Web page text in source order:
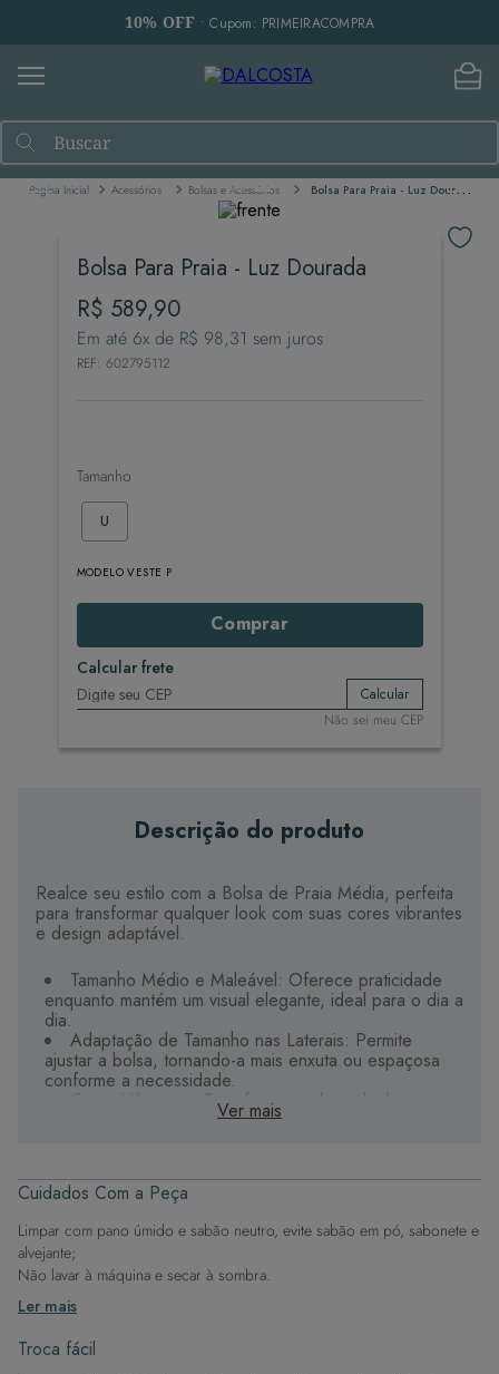
10% OFF • Cupom: PRIMEIRACOMPRA
Buscar
Acessórios Bolsas e Acessórios Bolsa Para Praia - Luz Dourada
Bolsa Para Praia - Luz Dourada
R$ 589,90
Em até 6x de R$ 98,31 sem juros
REF: 602795112
Tamanho
U
MODELO VESTE P
Comprar
Calcular frete
Calcular
Não sei meu CEP
Descrição do produto
Realce seu estilo com a Bolsa de Praia Média, perfeita
para transformar qualquer look com suas cores vibrantes
e design adaptável.
Tamanho Médio e Maleável: Oferece praticidade
enquanto mantém um visual elegante, ideal para o dia a
dia.
Adaptação de Tamanho nas Laterais: Permite
ajustar a bolsa, tornando-a mais enxuta ou espaçosa
conforme a necessidade.
Cores Vibrantes: Transforma qualquer look com um
toque vivo e energético, perfeito para destacar seu
tornando-se o complemento ideal para várias ocasiões.
Na parte externa o tecido é o mesmo usado nos
biquínis, com a tecnologia de dublagem que dá uma
estrutura e acabamento incrível. Na parte interna,
temos um material mais macio, com aspecto similar a
camurça (suede).
indispensável, garantindo que você esteja sempre
Ver mais
Cuidados Com a Peça
Limpar com pano úmido e sabão neutro, evite sabão em pó, sabonete e
alvejante;
Não lavar à máquina e secar à sombra.
Ler mais
Troca fácil